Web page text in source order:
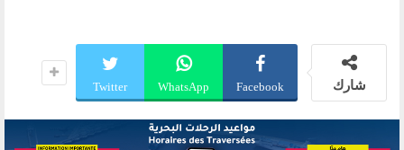
شارك Facebook
WhatsApp
Twitter